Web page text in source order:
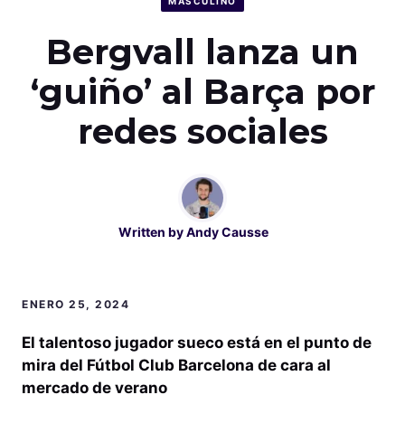
Bergvall lanza un
‘guiño’ al Barça por
redes sociales
Written byAndy Causse
ENERO 25, 2024
El talentoso jugador sueco está en el punto de
mira del Fútbol Club Barcelona de cara al
mercado de verano